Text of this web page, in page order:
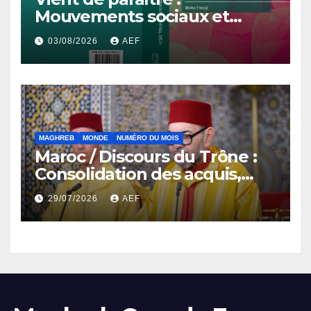
Mouvements sociaux et
démocratisation en Afrique
du Nord, 1912-2024
03/08/2026 AEF
MAGHREB MONDE NUMÉRO DU MOIS
Maroc / Discours du Trône :
Consolidation des acquis,
résilience économique et
affirmation d’une
souveraineté stratégique
29/07/2026 AEF